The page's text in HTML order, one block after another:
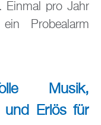
Einmal pro Jahr
Probealarm
Musik,
und Erlös für